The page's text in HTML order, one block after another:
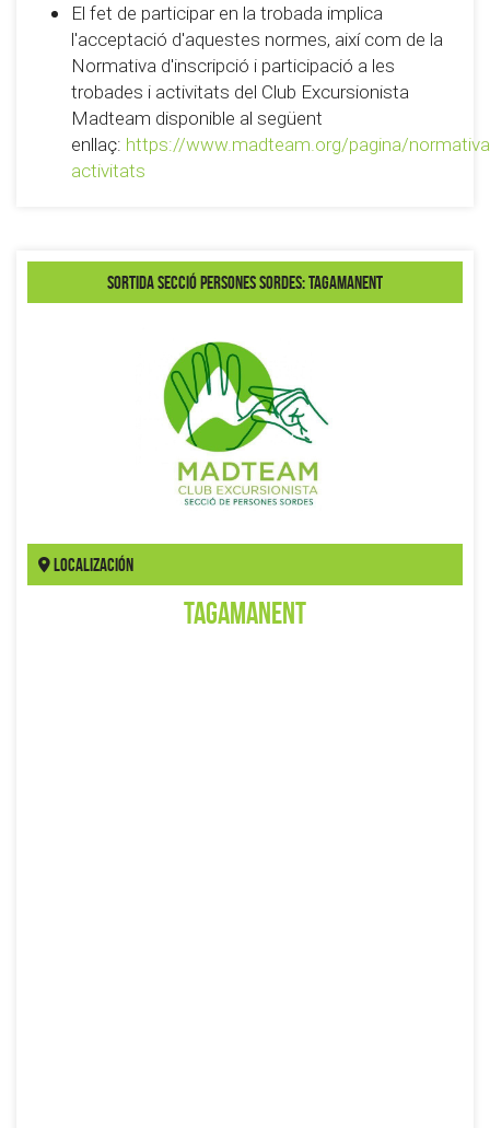
El fet de participar en la trobada implica
l'acceptació d'aquestes normes, així com de la
Normativa d'inscripció i participació a les
trobades i activitats del Club Excursionista
Madteam disponible al següent
enllaç: https://www.madteam.org/pagina/
activitats
Sortida secció Persones Sordes: Tagamanent
Localización
Tagamanent